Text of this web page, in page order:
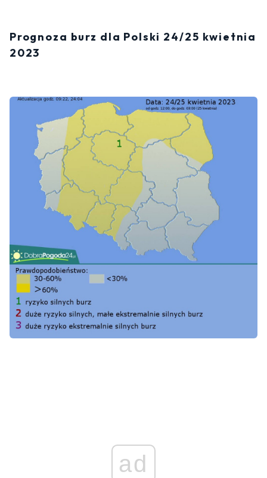
Prognoza burz dla Polski 24/25 kwietnia
2023
ad